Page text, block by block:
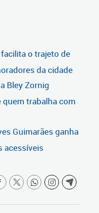
o trajeto de
da cidade
Bley Zornig
trabalha com
Guimarães ganha
acessíveis